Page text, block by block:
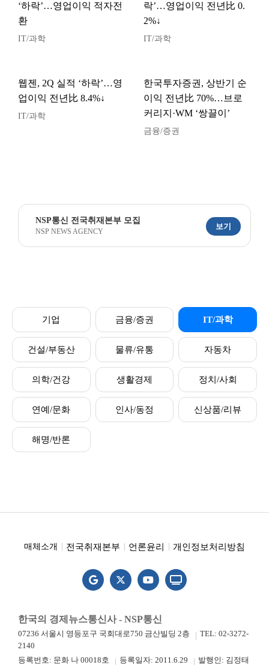
‘하락’…영업이익 적자전
환
IT/과학
락’…영업이익 전년比 0.
2%↓
IT/과학
웹젠, 2Q 실적 ‘하락’…영
업이익 전년比 8.4%↓
IT/과학
한국투자증권, 상반기 순
이익 전년比 70%…브로
커리지·WM ‘쌍끌이’
금융/증권
NSP통신 전국취재본부 모집
NSP NEWS AGENCY
보기
기업 금융/증권 IT/과학
건설/부동산 물류/유통 자동차
의학/건강 생활경제 정치/사회
연예/문화 인사/동정 신상품/리뷰
해명/반론
매체소개 전국취재본부 언론윤리 개인정보처리방침
한국의 경제뉴스통신사 - NSP통신
07236 서울시 영등포구 국회대로750 금산빌딩 2층
TEL: 02-3272-
2140
등록번호: 문화 나 00018호
등록일자: 2011.6.29 발행인: 김정태